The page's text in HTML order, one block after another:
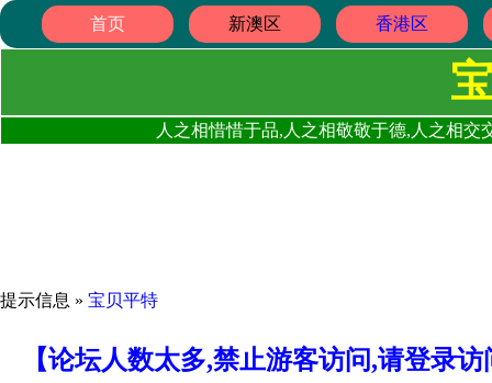
首页 新澳区 香港区
人之相惜惜于品,人之相敬敬于德,人之相
提示信息 » 宝贝平特
【论坛人数太多,禁止游客访问,请登录